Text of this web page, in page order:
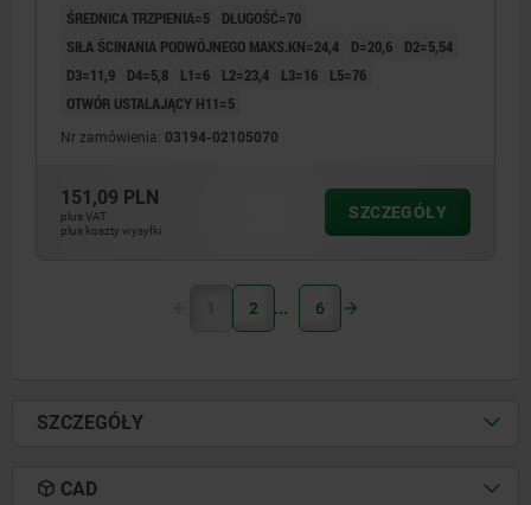
ŚREDNICA TRZPIENIA=5
DŁUGOŚĆ=70
SIŁA ŚCINANIA PODWÓJNEGO MAKS.KN=24,4
D=20,6
D2=5,54
D3=11,9
D4=5,8 L1=6 L2=23,4 L3=16
L5=76
OTWÓR USTALAJĄCY H11=5
Nr zamówienia: 03194-02105070
151,09 PLN
plus VAT
plus koszty wysyłki
SZCZEGÓŁY
1 2 6
SZCZEGÓŁY
CAD